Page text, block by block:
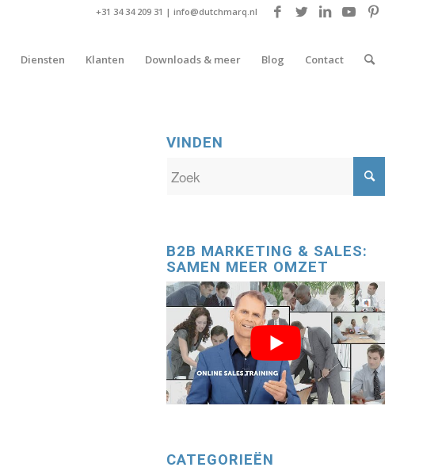
+31 34 34 209 31 | info@dutchmarq.nl
Diensten Klanten Downloads & meer Blog Contact
VINDEN
B2B MARKETING & SALES:
SAMEN MEER OMZET
CATEGORIEËN